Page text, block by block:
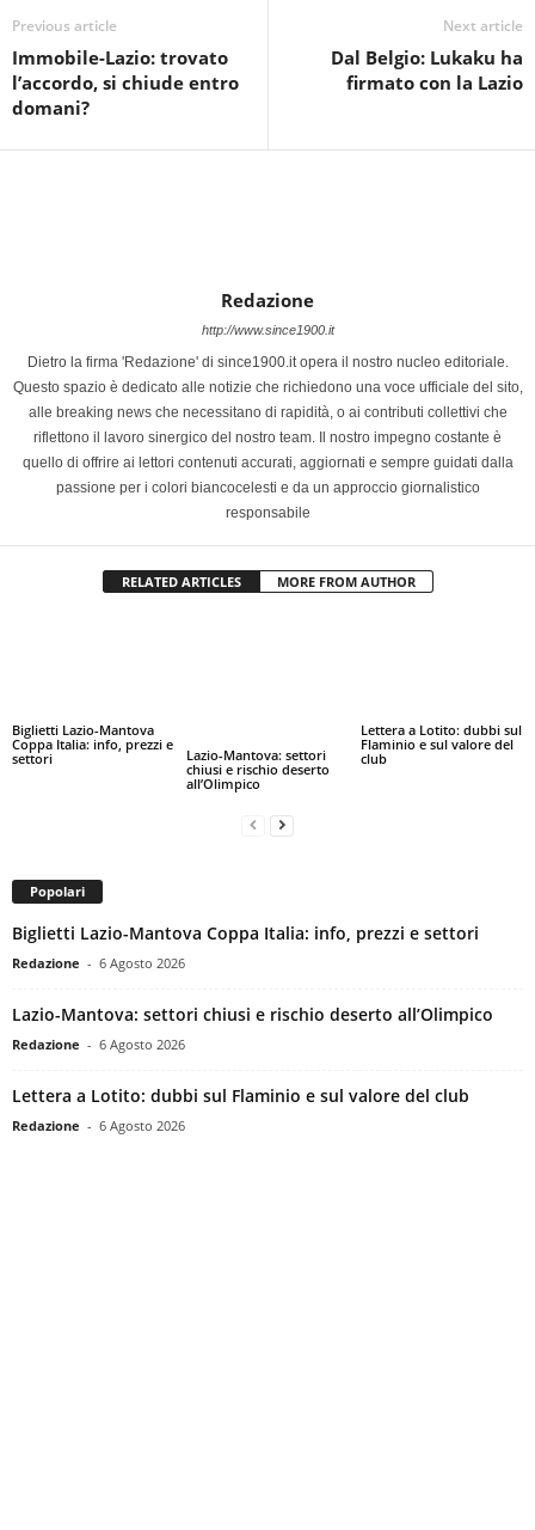
Previous article
Immobile-Lazio: trovato
l’accordo, si chiude entro
domani?
Next article
Dal Belgio: Lukaku ha
firmato con la Lazio
Redazione
http://www.since1900.it
Dietro la firma 'Redazione' di since1900.it opera il nostro nucleo editoriale.
Questo spazio è dedicato alle notizie che richiedono una voce ufficiale del sito,
alle breaking news che necessitano di rapidità, o ai contributi collettivi che
riflettono il lavoro sinergico del nostro team. Il nostro impegno costante è
quello di offrire ai lettori contenuti accurati, aggiornati e sempre guidati dalla
passione per i colori biancocelesti e da un approccio giornalistico
responsabile
RELATED ARTICLES MORE FROM AUTHOR
Biglietti Lazio-Mantova
Coppa Italia: info, prezzi e
settori
Lazio-Mantova: settori
chiusi e rischio deserto
all’Olimpico
Lettera a Lotito: dubbi sul
Flaminio e sul valore del
club
Popolari
Biglietti Lazio-Mantova Coppa Italia: info, prezzi e settori
Redazione - 6 Agosto 2026
Lazio-Mantova: settori chiusi e rischio deserto all’Olimpico
Redazione - 6 Agosto 2026
Lettera a Lotito: dubbi sul Flaminio e sul valore del club
Redazione - 6 Agosto 2026